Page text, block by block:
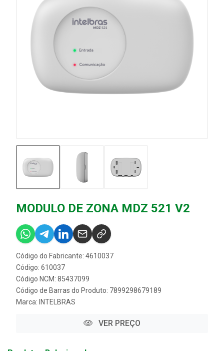
MODULO DE ZONA MDZ 521 V2
Código do Fabricante: 4610037
Código: 610037
Código NCM: 85437099
Código de Barras do Produto: 7899298679189
Marca: INTELBRAS
VER PREÇO